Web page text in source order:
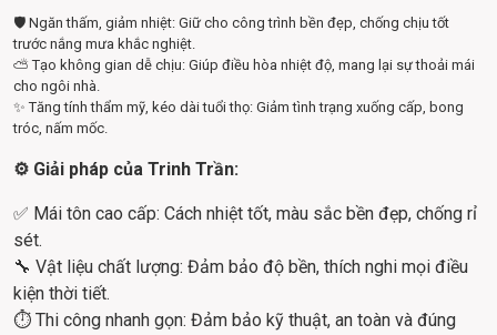
🛡️ Ngăn thấm, giảm nhiệt: Giữ cho công trình bền đẹp, chống chịu tốt
trước nắng mưa khắc nghiệt.
⛅ Tạo không gian dễ chịu: Giúp điều hòa nhiệt độ, mang lại sự thoải mái
cho ngôi nhà.
✨ Tăng tính thẩm mỹ, kéo dài tuổi thọ: Giảm tình trạng xuống cấp, bong
tróc, nấm mốc.
⚙️ Giải pháp của Trinh Trần:
✅ Mái tôn cao cấp: Cách nhiệt tốt, màu sắc bền đẹp, chống rỉ
sét.
🔧 Vật liệu chất lượng: Đảm bảo độ bền, thích nghi mọi điều
kiện thời tiết.
⏱️ Thi công nhanh gọn: Đảm bảo kỹ thuật, an toàn và đúng